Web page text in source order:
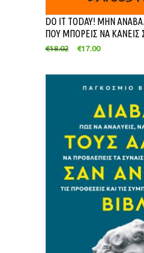
DO IT TODAY! ΜΗΝ
ΠΟΥ ΜΠΟΡΕΙΣ ΝΑ
€18.02 €17.00